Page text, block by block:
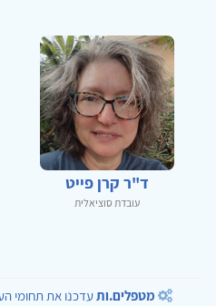
ד"ר קרן פייט
עובדת סוציאלית
מטפלים.ותעדכנו את תחומי